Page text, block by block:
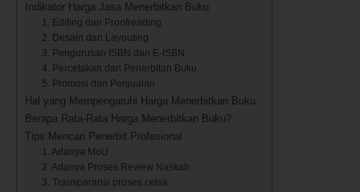
Indikator Harga Jasa Menerbitkan Buku
1. Editing dan Proofreading
2. Desain dan Layouting
3. Pengurusan ISBN dan E-ISBN
4. Percetakan dan Penerbitan Buku
5. Promosi dan Penjualan
Hal yang Mempengaruhi Harga Menerbitkan Buku
Berapa Rata-Rata Harga Menerbitkan Buku?
Tips Mencari Penerbit Profesional
1. Adanya MoU
2. Adanya Proses Review Naskah
3. Transparansi proses cetak